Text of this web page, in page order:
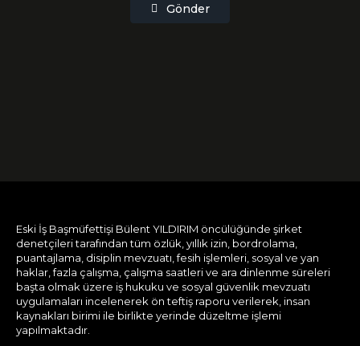
Gönder
Eski İş Başmüfettişi Bülent YILDIRIM öncülüğünde şirket
denetçileri tarafından tüm özlük, yıllık izin, bordrolama,
puantajlama, disiplin mevzuatı, fesih işlemleri, sosyal ve yan
haklar, fazla çalışma, çalışma saatleri ve ara dinlenme süreleri
başta olmak üzere iş hukuku ve sosyal güvenlik mevzuatı
uygulamaları incelenerek ön teftiş raporu verilerek, insan
kaynakları birimi ile birlikte yerinde düzeltme işlemi
yapılmaktadır.